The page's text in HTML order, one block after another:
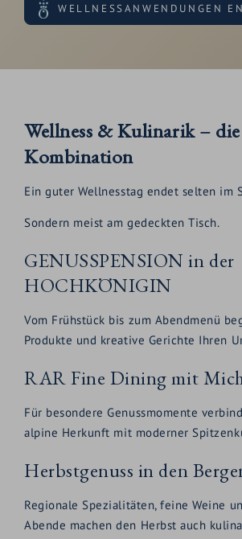
WELLNESSANWENDUNGEN
Wellness & Kulinarik –
Kombination
Ein guter Wellnesstag endet selten im
Sondern meist am gedeckten Tisch.
GENUSSPENSION in der
HOCHKÖNIGIN
Vom Frühstück bis zum Abendmenü
Produkte und kreative Gerichte Ihren
RAR Fine Dining mit
Für besondere Genussmomente
alpine Herkunft mit moderner
Herbstgenuss in den
Regionale Spezialitäten, feine Weine
Abende machen den Herbst auch